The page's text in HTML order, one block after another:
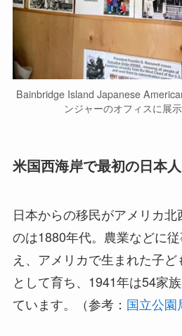
Bainbridge Island Japanese
ンジャーのオフィスに展
米国西海岸で最初の日本
日本からの移民がアメリカ
のは1880年代。農業などに
え、アメリカで生まれた子
として育ち、1941年は54家
ています。（参考： 国立公園